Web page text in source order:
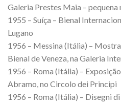
Galeria Prestes Maia – pequena
1955 – Suíça – Bienal
Lugano
1956 – Messina (Itália) –
Bienal de Veneza, na Galeria
1956 – Roma (Itália) –
Abramo, no Circolo dei Principi
1956 – Roma (Itália) – Disegni